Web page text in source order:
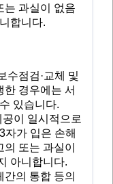
는 과실이 없음
합니다.
수점검·교체 및
한 경우에는 서
있습니다.
이 일시적으로
자가 입은 손해
또는 과실이
아니합니다.
의 통합 등의